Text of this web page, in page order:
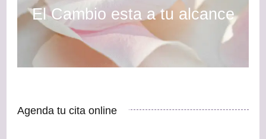
El Cambio esta a tu alcance
Agenda tu cita online